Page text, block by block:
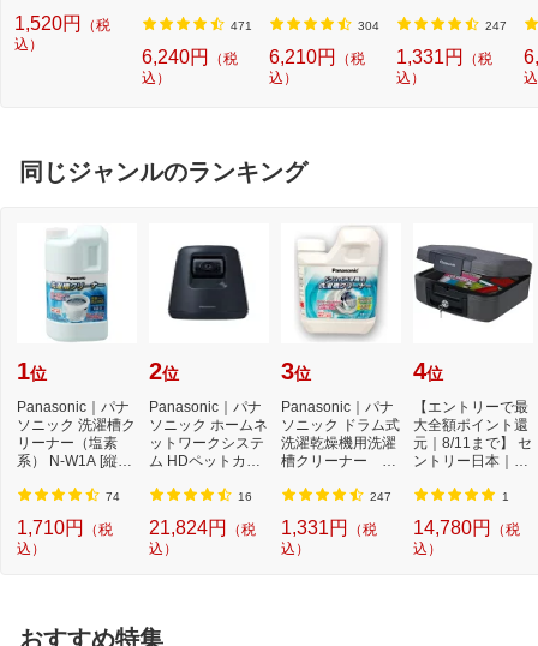
プシールセット ブ
ルー DYKTSBL
1,520円
（税
込）
471
6,240円
（税
込）
3813805MP] 304
6,210円
（税
込）
機 洗浄 洗剤 750m
l NW2]【rb_pcp】
247
1,331円
（税
込）
T
同じジャンルのランキング
1位
Panasonic｜パナ
ソニック 洗濯槽ク
リーナー（塩素
系） N-W1A [縦型
系...
74
1,710円
（税
込）
2位
Panasonic｜パナ
ソニック ホームネ
ットワークシステ
ム HDペットカメ
D...
16
21,824円
（税
込）
3位
Panasonic｜パナ
ソニック ドラム式
洗濯乾燥機用洗濯
槽クリーナー N-
濯...
247
1,331円
（税
込）
4位
【エントリーで最
大全額ポイント還
元｜8/11まで】 セ
ントリー日本｜Se
1
14,780円
（税
込）
おすすめ特集